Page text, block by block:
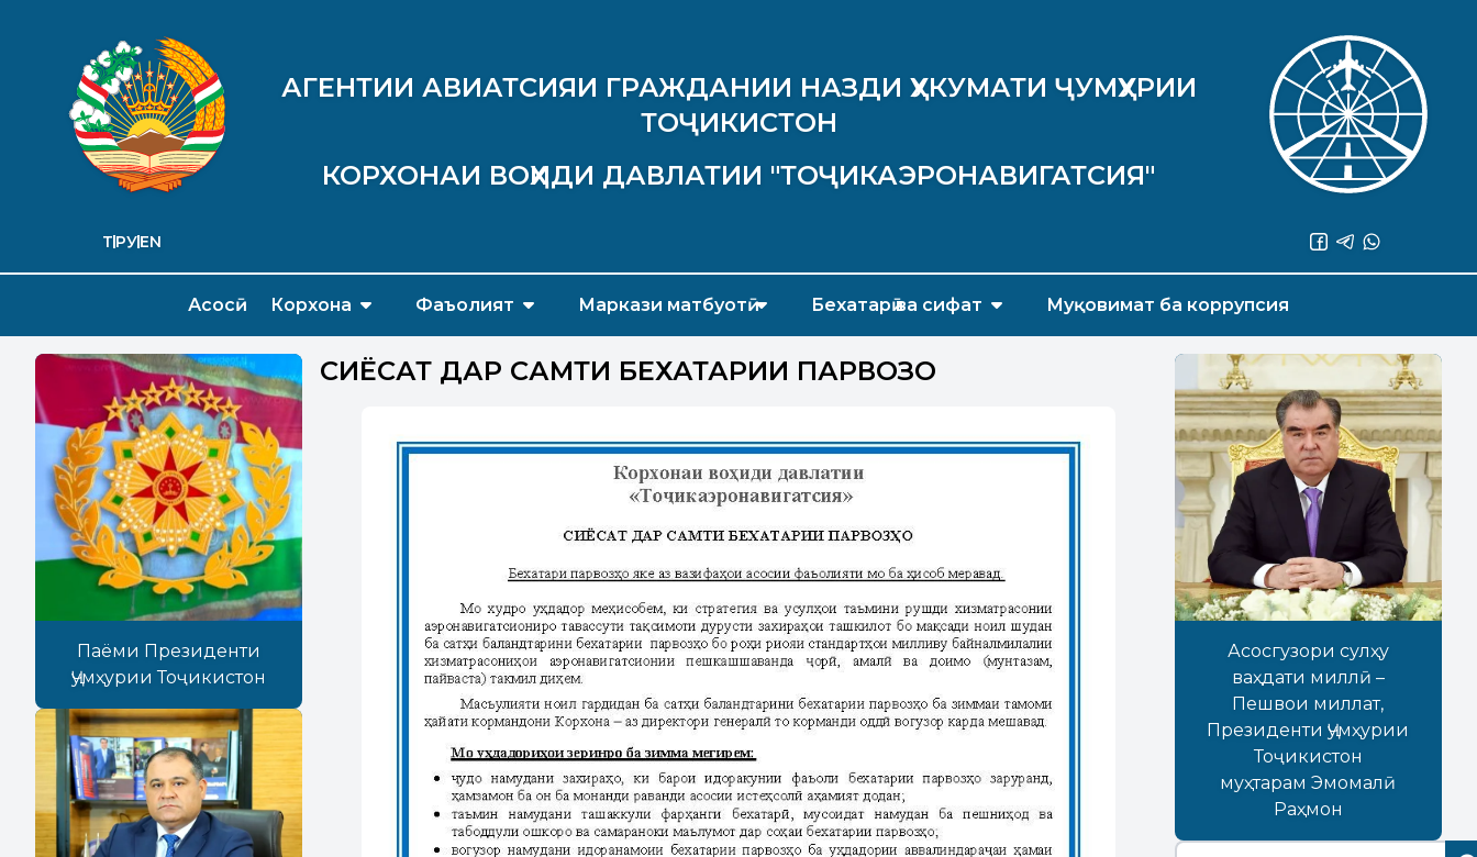
АГЕНТИИ АВИАТСИЯИ ГРАЖДАНИИ НАЗДИ ҲУКУМАТИ ҶУМҲУРИИ
ТОҶИКИСТОН
КОРХОНАИ ВОҲИДИ ДАВЛАТИИ "ТОҶИКАЭРОНАВИГАТСИЯ"
ТҶ РУEN
Асосӣ Корхона Фаъолият Маркази матбуотӣ Бехатарӣ ва сифат Муқовимат ба коррупсия
Паёми Президенти
Ҷумҳурии Тоҷикистон
СИЁСАТ ДАР САМТИ БЕХАТАРИИ ПАРВОЗҲО
Асосгузори сулҳу
ваҳдати миллӣ –
Пешвои миллат,
Президенти Ҷумҳурии
Тоҷикистон
муҳтарам Эмомалӣ
Раҳмон